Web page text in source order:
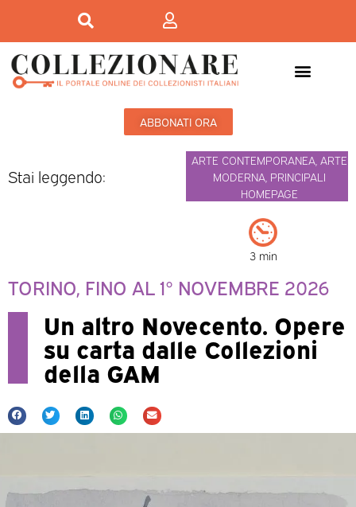
ABBONATI ORA
Stai leggendo:
ARTE CONTEMPORANEA, ARTE
MODERNA, PRINCIPALI
HOMEPAGE
3 min
TORINO, FINO AL 1° NOVEMBRE 2026
Un altro Novecento. Opere
su carta dalle Collezioni
della GAM